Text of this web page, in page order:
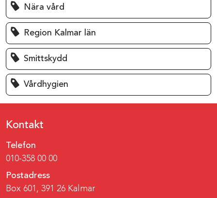
Nära vård
Region Kalmar län
Smittskydd
Vårdhygien
Kontakt
Telefon
010-358 00 00
Postadress
Box 601, 391 26 Kalmar